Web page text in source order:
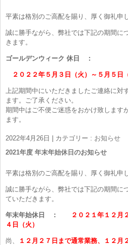
平素は格別のご高配を賜り、厚く御礼申
誠に勝手ながら、弊社では下記の期間に
きます。
ゴールデンウィーク 休日 ：
２０２２年５月３日（火）～５月５日
上記期間中にいただきましたご連絡に対
ます。ご了承ください。
期間中はご不便ご迷惑をおかけ致します
ます。
2022年4月26日 カテゴリー : お知らせ
2021年度 年末年始休日のお知らせ
平素は格別のご高配を賜り、厚く御礼申
誠に勝手ながら、弊社では下記の期間に
ていただきます。
年末年始休日 ：
２０２１年１２月
４日（火）
尚、
１２月２７日まで通常業務、１２月